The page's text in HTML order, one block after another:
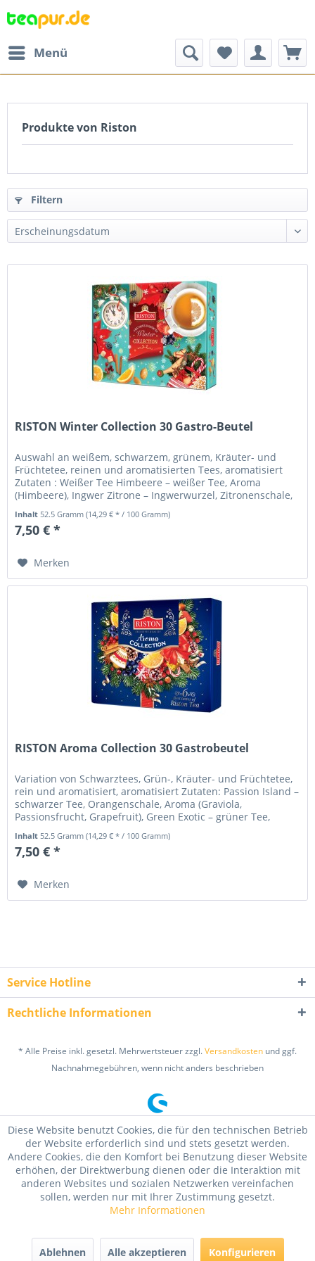
Menü
Produkte von Riston
Filtern
RISTON Winter Collection 30 Gastro-Beutel
Auswahl an weißem, schwarzem, grünem, Kräuter- und
Früchtetee, reinen und aromatisierten Tees, aromatisiert
Zutaten : Weißer Tee Himbeere – weißer Tee, Aroma
(Himbeere), Ingwer Zitrone – Ingwerwurzel, Zitronenschale,
Inhalt52.5 Gramm(14,29 € * / 100 Gramm)
7,50 € *
Merken
RISTON Aroma Collection 30 Gastrobeutel
Variation von Schwarztees, Grün-, Kräuter- und Früchtetee,
rein und aromatisiert, aromatisiert Zutaten: Passion Island –
schwarzer Tee, Orangenschale, Aroma (Graviola,
Passionsfrucht, Grapefruit), Green Exotic – grüner Tee,
Inhalt 52.5 Gramm(14,29 € * / 100 Gramm)
7,50 € *
Merken
Service Hotline
Rechtliche Informationen
* Alle Preise inkl. gesetzl. Mehrwertsteuer zzgl.Versandkosten und ggf.
Nachnahmegebühren, wenn nicht anders beschrieben
Diese Website benutzt Cookies, die für den technischen Betrieb
der Website erforderlich sind und stets gesetzt werden.
Andere Cookies, die den Komfort bei Benutzung dieser Website
erhöhen, der Direktwerbung dienen oder die Interaktion mit
anderen Websites und sozialen Netzwerken vereinfachen
sollen, werden nur mit Ihrer Zustimmung gesetzt.
Mehr Informationen
Ablehnen Alle akzeptieren Konfigurieren